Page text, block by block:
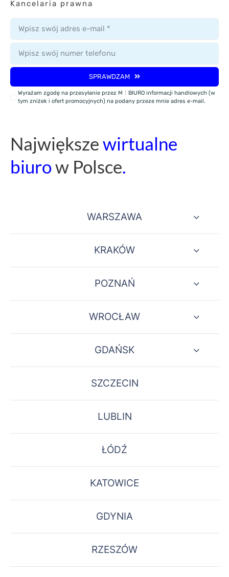
Kancelaria prawna
SPRAWDZAM
Wyrażam zgodę na przesyłanie przez M⋮BIURO informacji handlowych (w
tym zniżek i ofert promocyjnych) na podany przeze mnie adres e-mail.
Największewirtualne
biurow Polsce.
WARSZAWA
KRAKÓW
POZNAŃ
WROCŁAW
GDAŃSK
SZCZECIN
LUBLIN
ŁÓDŹ
KATOWICE
GDYNIA
RZESZÓW